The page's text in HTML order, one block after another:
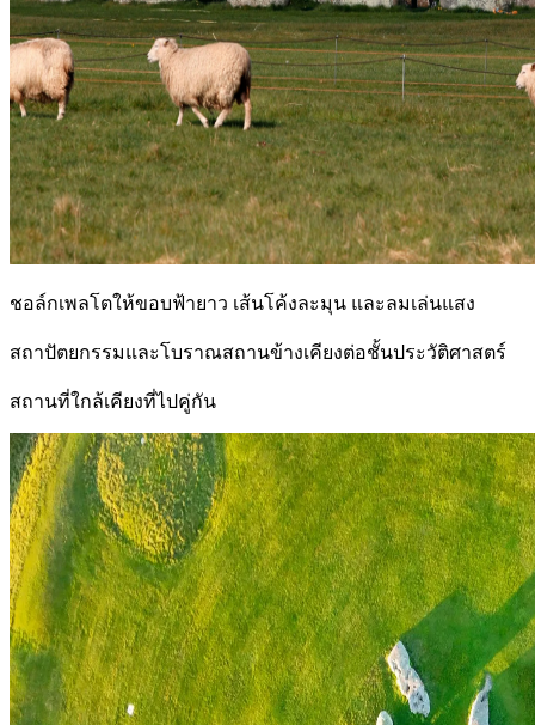
ชอล์กเพลโตให้ขอบฟ้ายาว เส้นโค้งละมุน และลมเล่นแสง
สถาปัตยกรรมและโบราณสถานข้างเคียงต่อชั้นประวัติศาสตร์
สถานที่ใกล้เคียงที่ไปคู่กัน